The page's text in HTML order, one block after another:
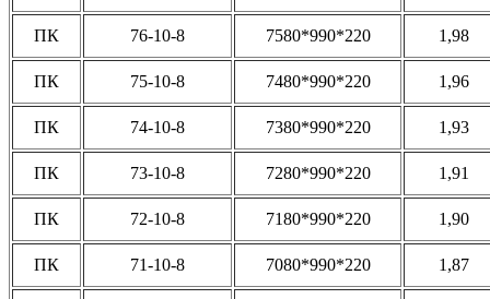
ПК 76-10-8 7580*990*220 1,98
ПК 75-10-8 7480*990*220 1,96
ПК 74-10-8 7380*990*220 1,93
ПК 73-10-8 7280*990*220 1,91
ПК 72-10-8 7180*990*220 1,90
ПК 71-10-8 7080*990*220 1,87